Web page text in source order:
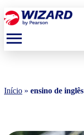
menu
Início » ensino de inglês